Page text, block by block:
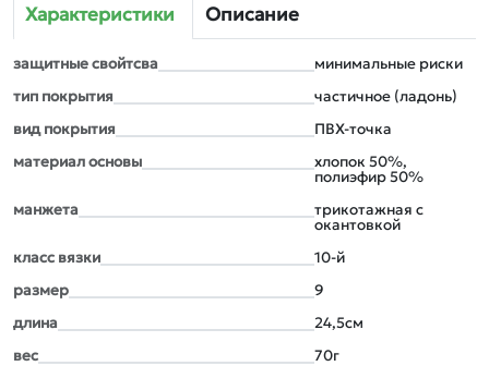
Характеристики Описание
защитные свойтсва
минимальные риски
тип покрытия
частичное (ладонь)
вид покрытия
ПВХ-точка
материал основы
хлопок 50%,
полиэфир 50%
манжета
трикотажная с
окантовкой
класс вязки
10-й
размер
9
длина
24,5см
вес
70г